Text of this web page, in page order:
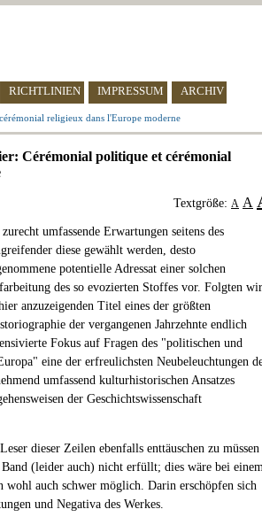
RICHTLINIEN IMPRESSUM ARCHIV
religieux dans l'Europe moderne
Cérémonial politique et cérémonial
Textgröße: A A
umfassende Erwartungen seitens des
diese gewählt werden, desto
potentielle Adressat einer solchen
des so evozierten Stoffes vor. Folgten wir
anzuzeigenden Titel eines der größten
der vergangenen Jahrzehnte endlich
Fokus auf Fragen des "politischen und
eine der erfreulichsten Neubeleuchtungen
umfassend kulturhistorischen Ansatzes
der Geschichtswissenschaft
dieser Zeilen ebenfalls enttäuschen zu
(leider auch) nicht erfüllt; dies wäre bei
wohl auch schwer möglich. Darin erschöpfen sich
und Negativa des Werkes.